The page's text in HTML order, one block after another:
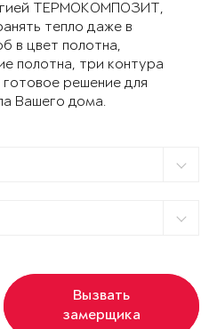
ТЕРМОКОМПОЗИТ,
тепло даже в
в цвет полотна,
полотна, три контура
решение для
Вашего дома.
Вызвать
замерщика